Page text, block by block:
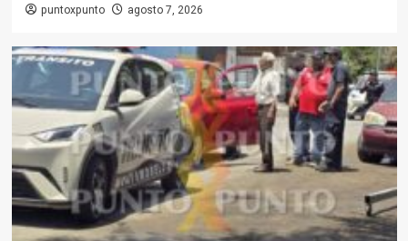
puntoxpunto agosto 7, 2026